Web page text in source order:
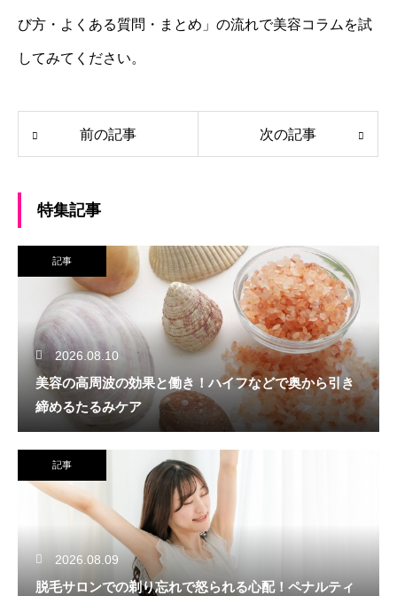
び方・よくある質問・まとめ」の流れで美容コラムを試
してみてください。
前の記事 次の記事
特集記事
記事
2026.08.10
美容の高周波の効果と働き！ハイフなどで奥から引き
締めるたるみケア
記事
2026.08.09
脱毛サロンでの剃り忘れで怒られる心配！ペナルティ